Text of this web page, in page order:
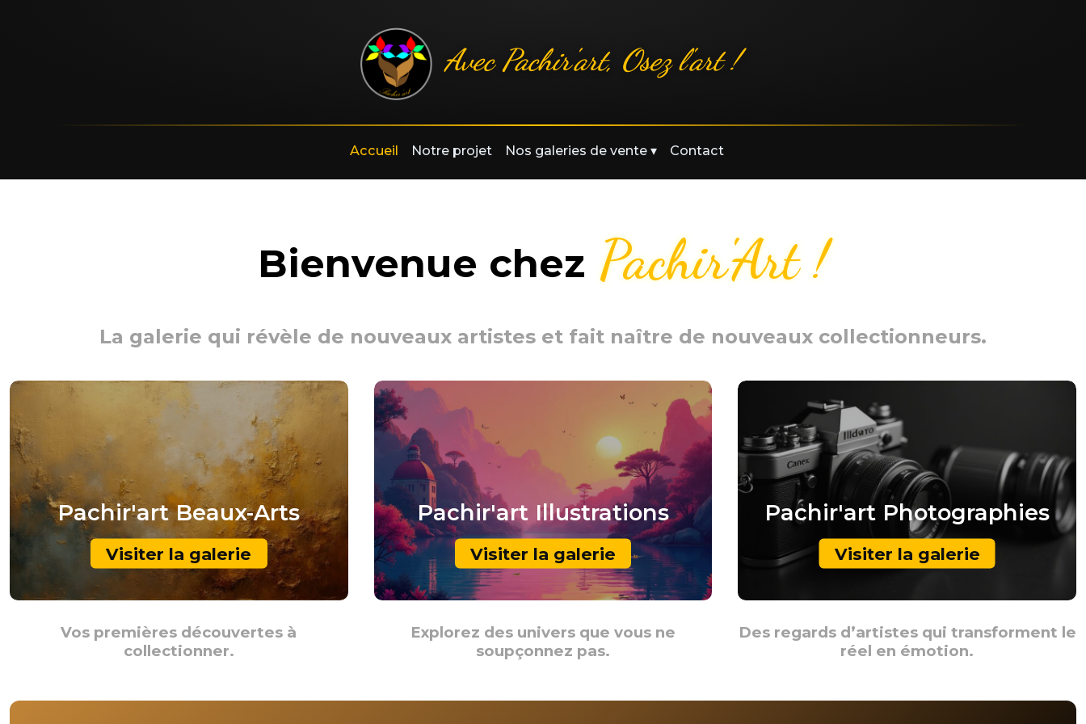
Avec Pachir'art, Osez l'art !
Accueil Notre projet Nos galeries de vente▾ Contact
Bienvenue chez Pachir'Art !
La galerie qui révèle de nouveaux artistes et fait naître de nouveaux collectionneurs.
Pachir'artBeaux-Arts
Visiter la galerie
Vos premières découvertes à
collectionner.
Pachir'art Illustrations
Visiter la galerie
Explorez des univers que vous ne
soupçonnez pas.
Pachir'art Photographies
Visiter la galerie
Des regards d’artistes qui transforment le
réel en émotion.